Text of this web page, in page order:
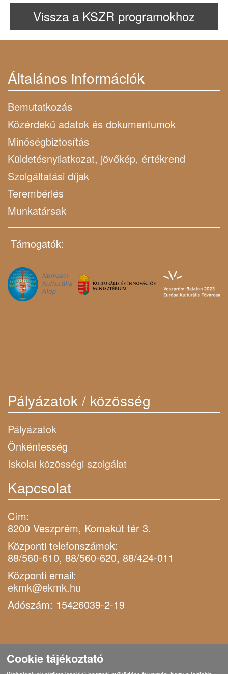
Vissza a KSZR programokhoz
Általános információk
Bemutatkozás
Közérdekű adatok és dokumentumok
Minőségbiztosítás
Küldetésnyilatkozat, jövőkép, értékrend
Szolgáltatási díjak
Terembérlés
Munkatársak
Támogatók:
Pályázatok / közösség
Pályázatok
Önkéntesség
Iskolai közösségi szolgálat
Kapcsolat
Cím:
8200 Veszprém, Komakút tér 3.
Központi telefonszámok:
88/560-610, 88/560-620, 88/424-011
Központi email:
ekmk@ekmk.hu
Adószám: 15426039-2-19
Cookie tájékoztató